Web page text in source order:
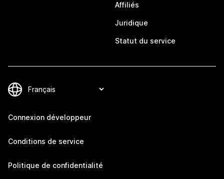
Affiliés
Juridique
Statut du service
Connexion développeur
Conditions de service
Politique de confidentialité